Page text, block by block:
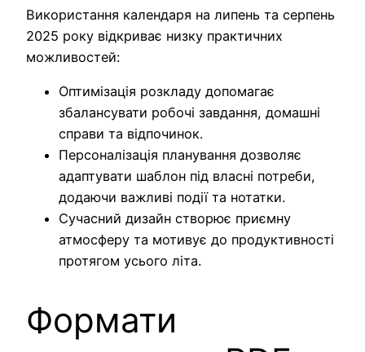
Використання календаря на липень та серпень
2025 року відкриває низку практичних
можливостей:
Оптимізація розкладу допомагає
збалансувати робочі завдання, домашні
справи та відпочинок.
Персоналізація планування дозволяє
адаптувати шаблон під власні потреби,
додаючи важливі події та нотатки.
Сучасний дизайн створює приємну
атмосферу та мотивує до продуктивності
протягом усього літа.
Формати